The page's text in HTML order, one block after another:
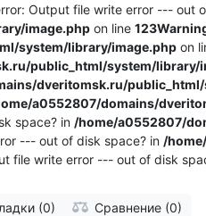
Output file write error --- out
image.php on line 123
system/library/image.php on
public_html/system/library/
dveritomsk.ru/
a0552807/domains/
space? in /home/a0552807/
--- out of disk space? in /
file write error --- out of disk
(0)
Сравнение (0)